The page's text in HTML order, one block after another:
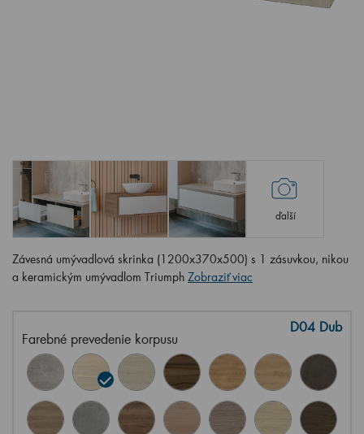
ďalší
Závesná umývadlová skrinka (1200x370x500) s 1 zásuvkou, nikou
a keramickým umývadlom Triumph Zobraziť viac
Farebné prevedenie korpusu
D04 Dub